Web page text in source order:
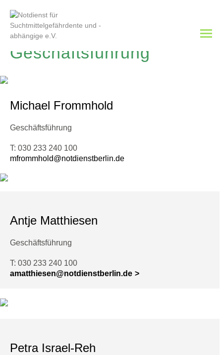
Geschäftsführung
Michael Frommhold
Geschäftsführung
T: 030 233 240 100
mfrommhold@notdienstberlin.de
Antje Matthiesen
Geschäftsführung
T: 030 233 240 100
amatthiesen@notdienstberlin.de
Petra Israel-Reh